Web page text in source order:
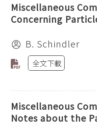
Miscellaneous
Concerning
B. Schindler
全文下載
Miscellaneous
Notes about the